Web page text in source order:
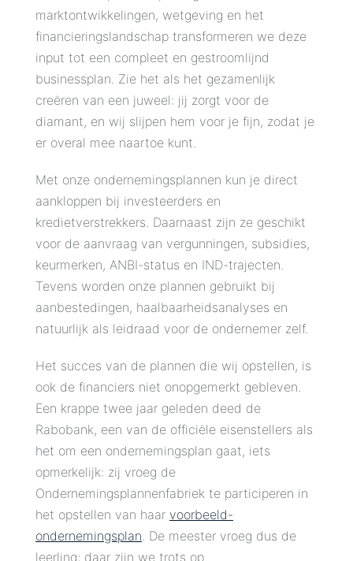
marktontwikkelingen, wetgeving en het
financieringslandschap transformeren we deze
input tot een compleet en gestroomlijnd
businessplan. Zie het als het gezamenlijk
creëren van een juweel: jij zorgt voor de
diamant, en wij slijpen hem voor je fijn, zodat je
er overal mee naartoe kunt.
Met onze ondernemingsplannen kun je direct
aankloppen bij investeerders en
kredietverstrekkers. Daarnaast zijn ze geschikt
voor de aanvraag van vergunningen, subsidies,
keurmerken, ANBI-status en IND-trajecten.
Tevens worden onze plannen gebruikt bij
aanbestedingen, haalbaarheidsanalyses en
natuurlijk als leidraad voor de ondernemer zelf.
Het succes van de plannen die wij opstellen, is
ook de financiers niet onopgemerkt gebleven.
Een krappe twee jaar geleden deed de
Rabobank, een van de officiële eisenstellers als
het om een ondernemingsplan gaat, iets
opmerkelijk: zij vroeg de
Ondernemingsplannenfabriek te participeren in
het opstellen van haar voorbeeld-
ondernemingsplan . De meester vroeg dus de
leerling; daar zijn we trots op.